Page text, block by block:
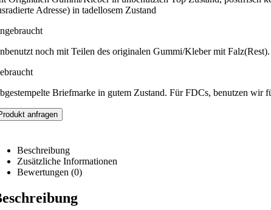
Adresse) in tadellosem Zustand
noch mit Teilen des originalen Gummi/Kleber mit Falz(Rest).
Briefmarke in gutem Zustand. Für FDCs, benutzen wir
anfragen
Beschreibung
Zusätzliche Informationen
Bewertungen (0)